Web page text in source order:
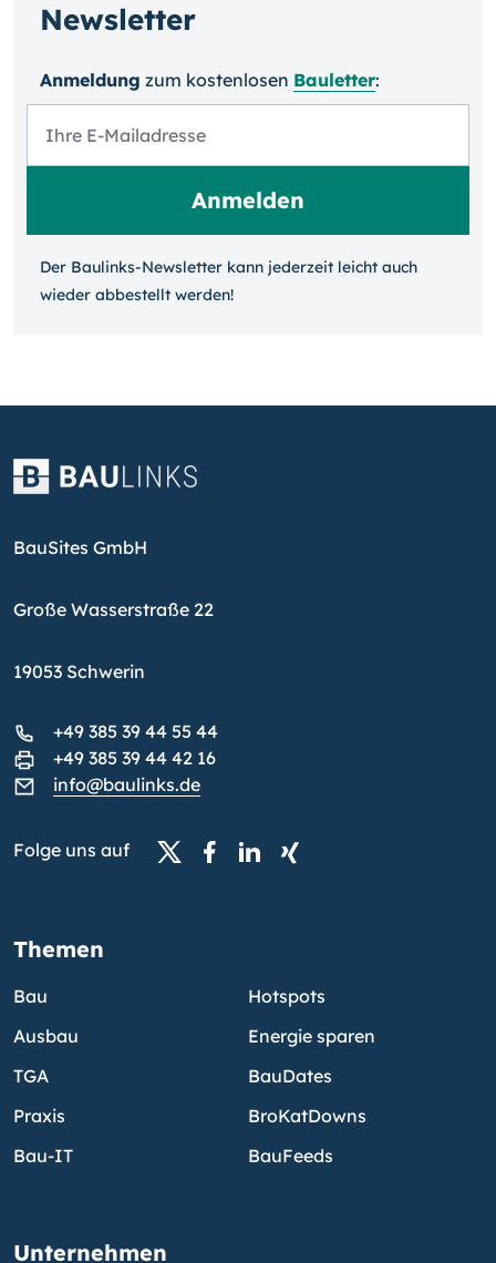
Newsletter
Anmeldung zum kosten­losen Bauletter:
Der Baulinks-Newsletter kann jeder­zeit leicht auch
wieder ab­bestellt werden!
BauSites GmbH
Große Wasserstraße 22
19053 Schwerin
+49 385 39 44 55 44
+49 385 39 44 42 16
info@baulinks.de
Folge uns auf
Themen
Bau
Ausbau
TGA
Praxis
Bau-IT
Hotspots
Energie sparen
BauDates
BroKatDowns
BauFeeds
Unternehmen